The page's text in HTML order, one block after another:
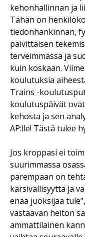
kehonhallinnan ja
Tähän on
tiedonhankinnan,
päivittäisen
terveimmässä ja
kuin koskaan.
koulutuksia
Trains -
koulutuspäivät
kehosta ja sen
AP:lle! Tästä tulee
Jos kroppasi ei
suurimmassa
parempaan on
kärsivällisyyttä ja
enää juoksijaa
vastaavan heiton
ammattilainen